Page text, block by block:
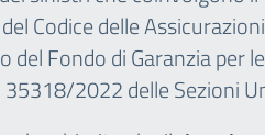
Codice delle
del Fondo di Garanzia per
2022 delle Sezioni